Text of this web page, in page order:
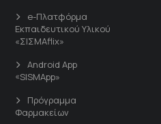
e-Πλατφόρμα
Εκπαιδευτικού Υλικού
«ΣΙΣΜΑflix»
Android App
«SISMApp»
Πρόγραμμα
Φαρμακείων